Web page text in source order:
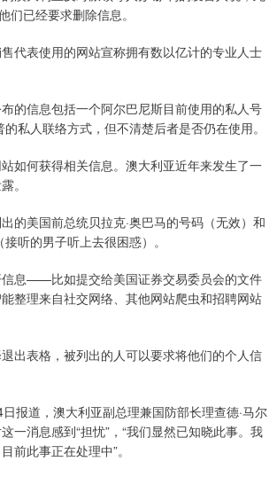
们已经要求删除信息。
代表使用的网站宣称拥有数以亿计的专业人士
的信息包括一个阿尔巴尼斯目前使用的私人号
私人联络方式，但不清楚后者是否仍在使用。
如何获得相关信息。澳大利亚近年来发生了一
。
的美国前总统贝拉克·奥巴马的号码（无效）和
听的男子听上去很困惑）。
息——比如提交给美国证券交易委员会的文件
整理来自社交网络、其他网站爬虫和招聘网站
出表格，被列出的人可以要求将他们的个人信
报道，澳大利亚副总理兼国防部长理查德·马尔
一消息感到“担忧”，“我们显然已知晓此事。我
前此事正在处理中”。